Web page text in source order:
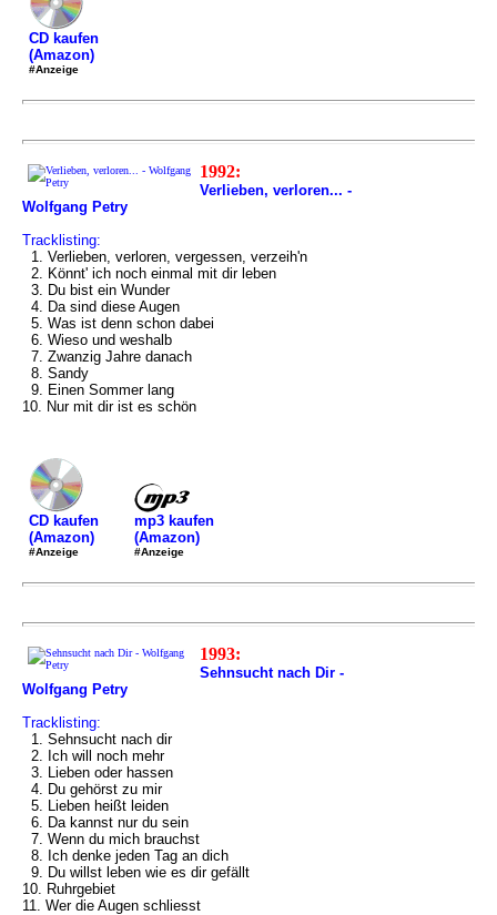
CD kaufen
(Amazon)
#Anzeige
1992:
Verlieben, verloren... -
Wolfgang Petry
Tracklisting:
1. Verlieben, verloren, vergessen, verzeih'n
2. Könnt' ich noch einmal mit dir leben
3. Du bist ein Wunder
4. Da sind diese Augen
5. Was ist denn schon dabei
6. Wieso und weshalb
7. Zwanzig Jahre danach
8. Sandy
9. Einen Sommer lang
10. Nur mit dir ist es schön
CD kaufen
(Amazon)
#Anzeige
mp3 kaufen
(Amazon)
#Anzeige
1993:
Sehnsucht nach Dir -
Wolfgang Petry
Tracklisting:
1. Sehnsucht nach dir
2. Ich will noch mehr
3. Lieben oder hassen
4. Du gehörst zu mir
5. Lieben heißt leiden
6. Da kannst nur du sein
7. Wenn du mich brauchst
8. Ich denke jeden Tag an dich
9. Du willst leben wie es dir gefällt
10. Ruhrgebiet
11. Wer die Augen schliesst